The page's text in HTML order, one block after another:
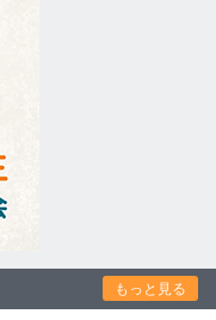
もっと見る